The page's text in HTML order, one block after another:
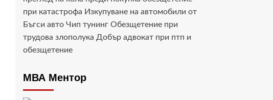
при катастрофа Изкупуване на автомобили от
Бъгси авто Чип тунинг Обезщетение при
трудова злополука Добър адвокат при птп и
обезщетение
МВА Ментор